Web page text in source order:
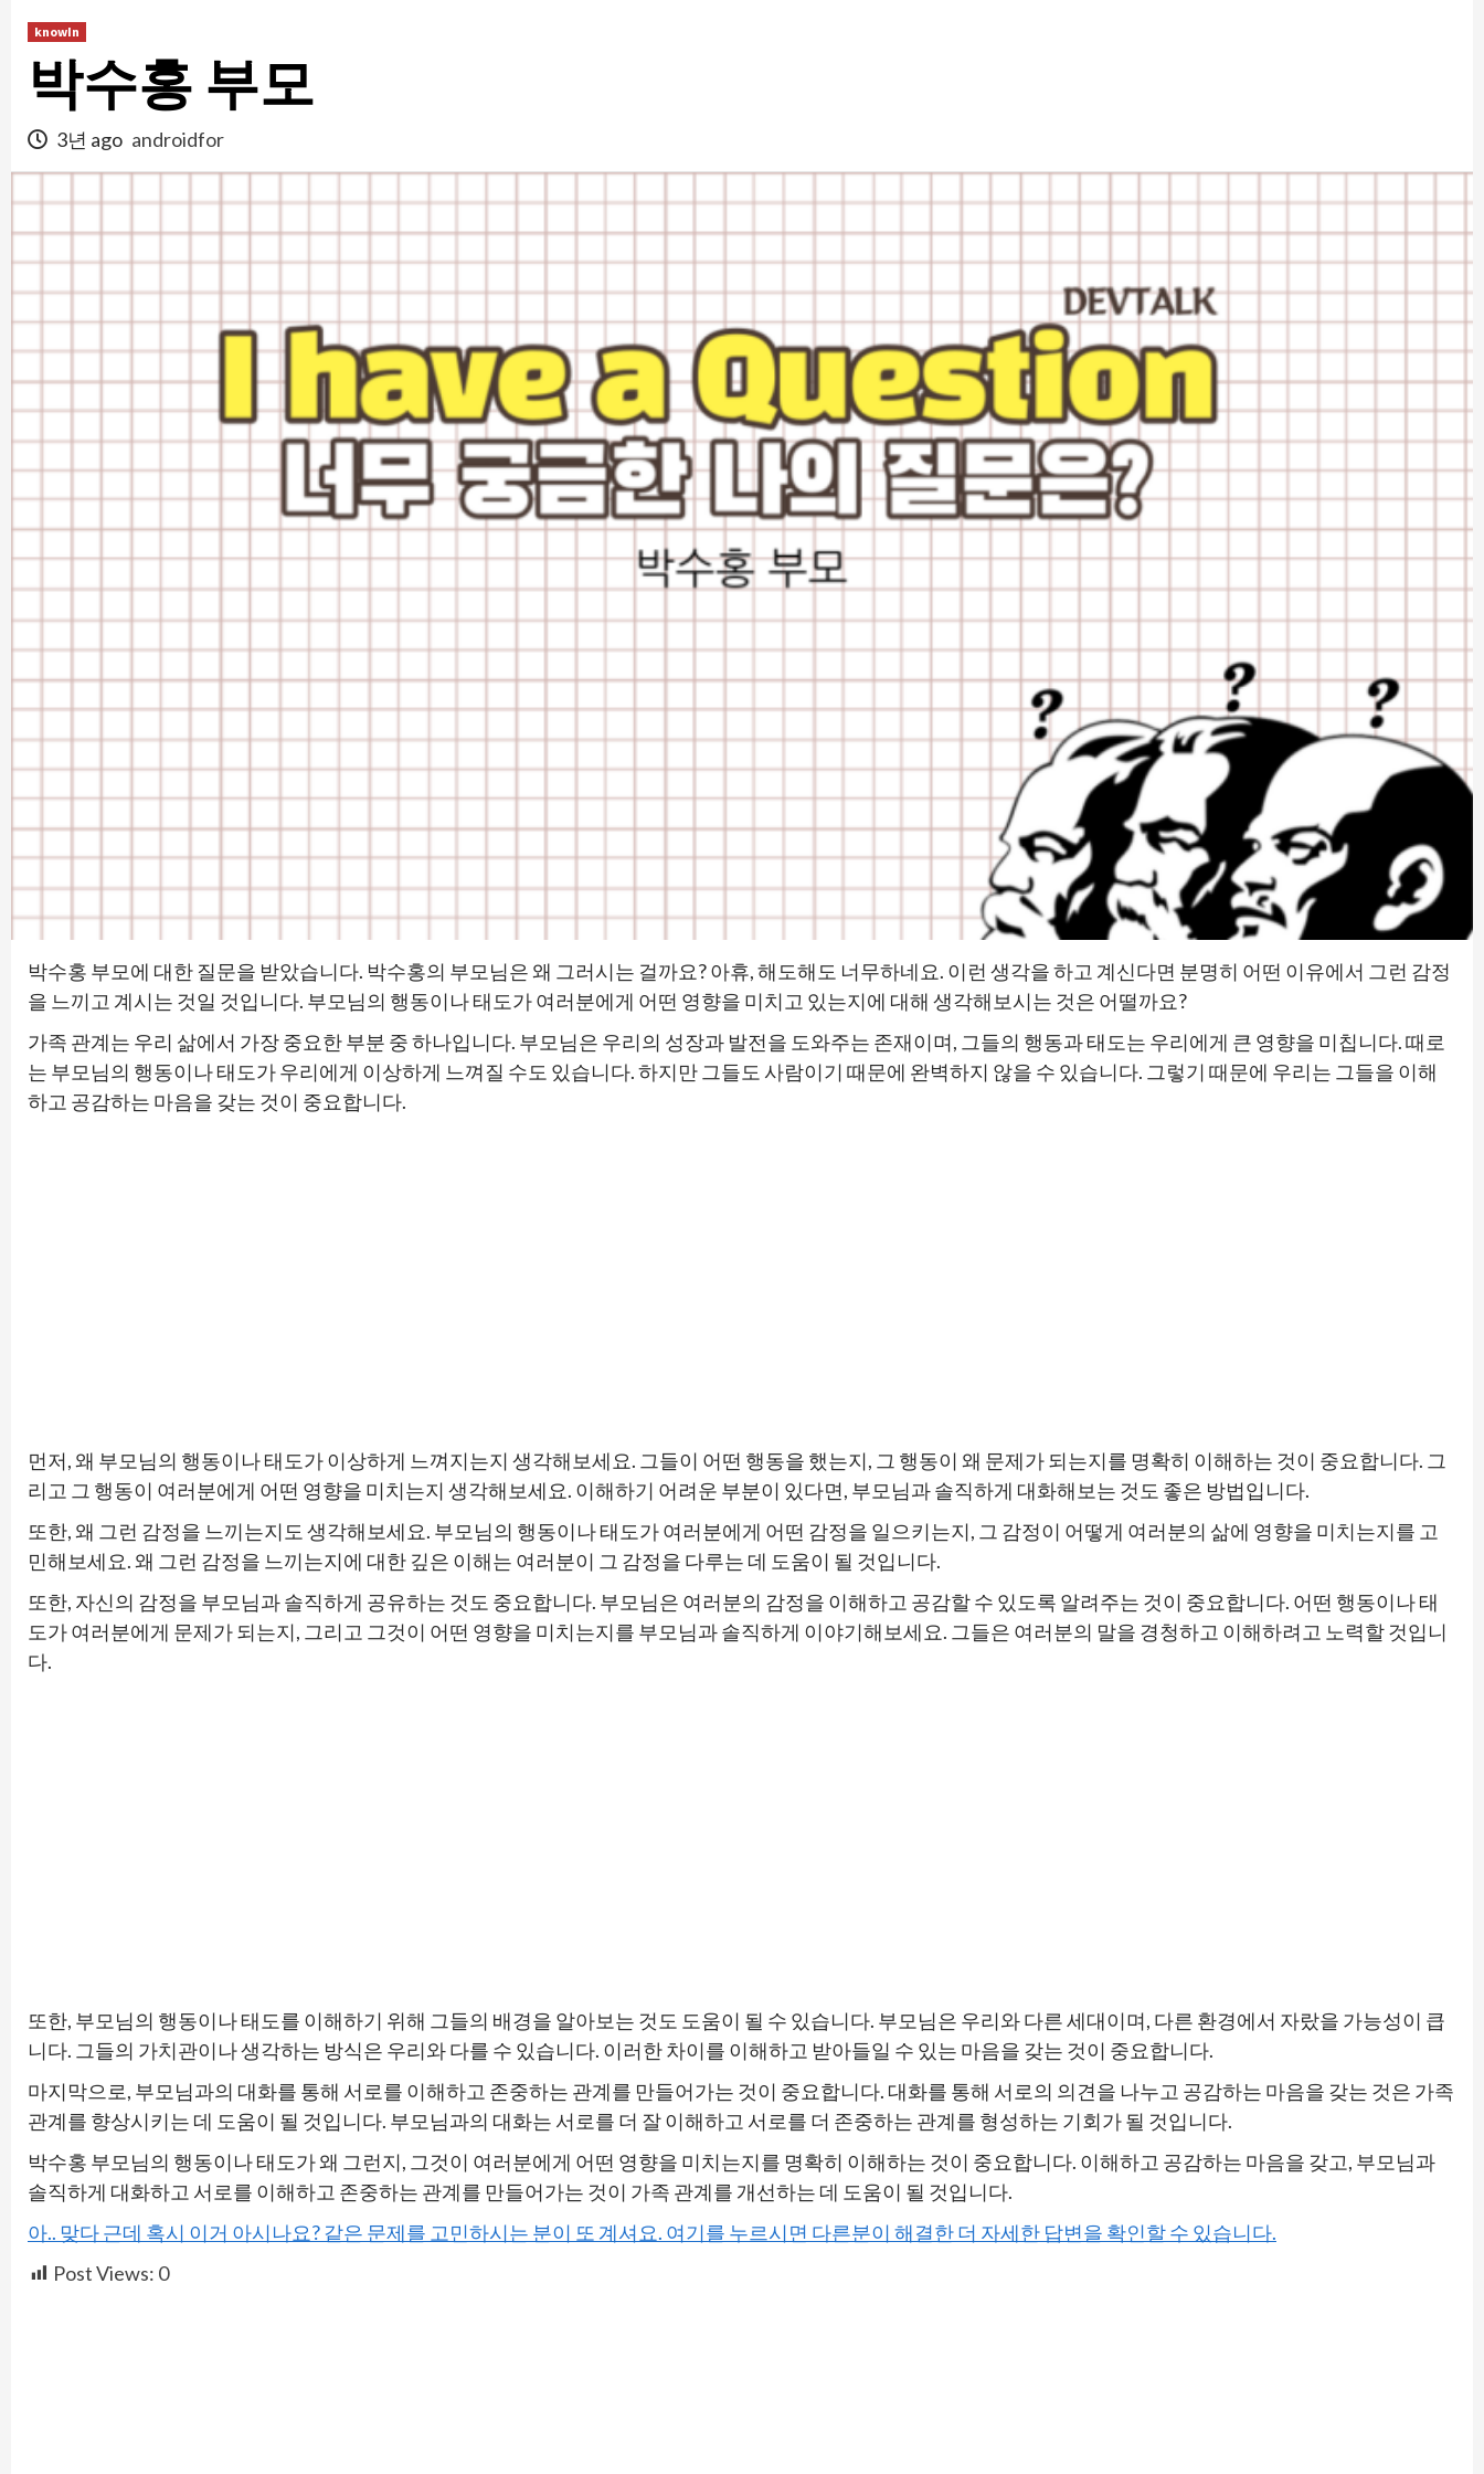
knowIn
박수홍 부모
3년 ago androidfor
박수홍 부모에 대한 질문을 받았습니다. 박수홍의 부모님은 왜 그러시는 걸까요? 아휴, 해도해도 너무하네요. 이런 생각을 하고 계신다면 분명히 어떤 이유에서 그런 감정
을 느끼고 계시는 것일 것입니다. 부모님의 행동이나 태도가 여러분에게 어떤 영향을 미치고 있는지에 대해 생각해보시는 것은 어떨까요?
가족 관계는 우리 삶에서 가장 중요한 부분 중 하나입니다. 부모님은 우리의 성장과 발전을 도와주는 존재이며, 그들의 행동과 태도는 우리에게 큰 영향을 미칩니다. 때로
는 부모님의 행동이나 태도가 우리에게 이상하게 느껴질 수도 있습니다. 하지만 그들도 사람이기 때문에 완벽하지 않을 수 있습니다. 그렇기 때문에 우리는 그들을 이해
하고 공감하는 마음을 갖는 것이 중요합니다.
먼저, 왜 부모님의 행동이나 태도가 이상하게 느껴지는지 생각해보세요. 그들이 어떤 행동을 했는지, 그 행동이 왜 문제가 되는지를 명확히 이해하는 것이 중요합니다. 그
리고 그 행동이 여러분에게 어떤 영향을 미치는지 생각해보세요. 이해하기 어려운 부분이 있다면, 부모님과 솔직하게 대화해보는 것도 좋은 방법입니다.
또한, 왜 그런 감정을 느끼는지도 생각해보세요. 부모님의 행동이나 태도가 여러분에게 어떤 감정을 일으키는지, 그 감정이 어떻게 여러분의 삶에 영향을 미치는지를 고
민해보세요. 왜 그런 감정을 느끼는지에 대한 깊은 이해는 여러분이 그 감정을 다루는 데 도움이 될 것입니다.
또한, 자신의 감정을 부모님과 솔직하게 공유하는 것도 중요합니다. 부모님은 여러분의 감정을 이해하고 공감할 수 있도록 알려주는 것이 중요합니다. 어떤 행동이나 태
도가 여러분에게 문제가 되는지, 그리고 그것이 어떤 영향을 미치는지를 부모님과 솔직하게 이야기해보세요. 그들은 여러분의 말을 경청하고 이해하려고 노력할 것입니
다.
또한, 부모님의 행동이나 태도를 이해하기 위해 그들의 배경을 알아보는 것도 도움이 될 수 있습니다. 부모님은 우리와 다른 세대이며, 다른 환경에서 자랐을 가능성이 큽
니다. 그들의 가치관이나 생각하는 방식은 우리와 다를 수 있습니다. 이러한 차이를 이해하고 받아들일 수 있는 마음을 갖는 것이 중요합니다.
마지막으로, 부모님과의 대화를 통해 서로를 이해하고 존중하는 관계를 만들어가는 것이 중요합니다. 대화를 통해 서로의 의견을 나누고 공감하는 마음을 갖는 것은 가족
관계를 향상시키는 데 도움이 될 것입니다. 부모님과의 대화는 서로를 더 잘 이해하고 서로를 더 존중하는 관계를 형성하는 기회가 될 것입니다.
박수홍 부모님의 행동이나 태도가 왜 그런지, 그것이 여러분에게 어떤 영향을 미치는지를 명확히 이해하는 것이 중요합니다. 이해하고 공감하는 마음을 갖고, 부모님과
솔직하게 대화하고 서로를 이해하고 존중하는 관계를 만들어가는 것이 가족 관계를 개선하는 데 도움이 될 것입니다.
아.. 맞다 근데 혹시 이거 아시나요? 같은 문제를 고민하시는 분이 또 계셔요. 여기를 누르시면 다른분이 해결한 더 자세한 답변을 확인할 수 있습니다.
Post Views: 0